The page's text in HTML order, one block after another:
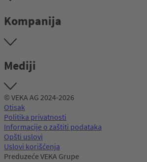
Kompanija
Mediji
© VEKA AG 2024-2026
Otisak
Politika privatnosti
Informacije o zaštiti podataka
Opšti uslovi
Uslovi korišćenja
Preduzeće VEKA Grupe